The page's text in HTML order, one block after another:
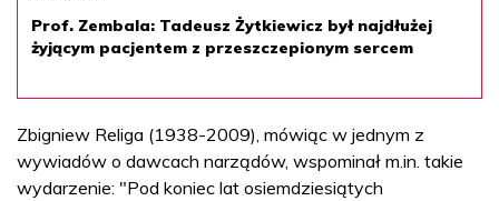
Prof. Zembala: Tadeusz Żytkiewicz był najdłużej
żyjącym pacjentem z przeszczepionym sercem
Zbigniew Religa (1938-2009), mówiąc w jednym z
wywiadów o dawcach narządów, wspominał m.in. takie
wydarzenie: "Pod koniec lat osiemdziesiątych